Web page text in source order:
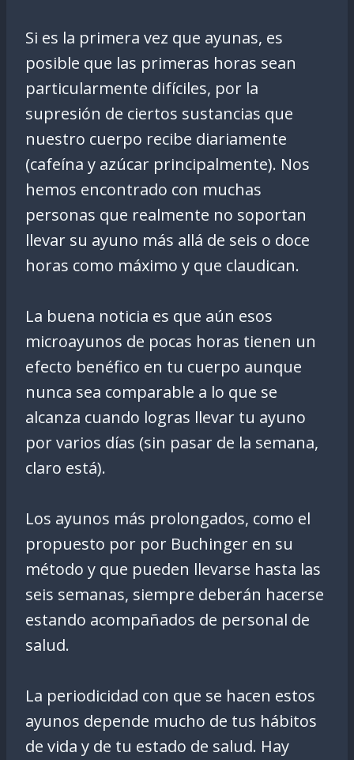
Si es la primera vez que ayunas, es
posible que las primeras horas sean
particularmente difíciles, por la
supresión de ciertos sustancias que
nuestro cuerpo recibe diariamente
(cafeína y azúcar principalmente). Nos
hemos encontrado con muchas
personas que realmente no soportan
llevar su ayuno más allá de seis o doce
horas como máximo y que claudican.
La buena noticia es que aún esos
microayunos de pocas horas tienen un
efecto benéfico en tu cuerpo aunque
nunca sea comparable a lo que se
alcanza cuando logras llevar tu ayuno
por varios días (sin pasar de la semana,
claro está).
Los ayunos más prolongados, como el
propuesto por por Buchinger en su
método y que pueden llevarse hasta las
seis semanas, siempre deberán hacerse
estando acompañados de personal de
salud.
La periodicidad con que se hacen estos
ayunos depende mucho de tus hábitos
de vida y de tu estado de salud. Hay